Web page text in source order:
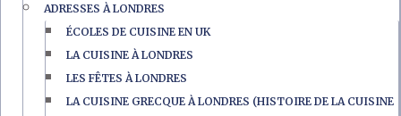
ADRESSES À LONDRES
ÉCOLES DE CUISINE EN UK
LA CUISINE À LONDRES
LES FÊTES À LONDRES
LA CUISINE GRECQUE À LONDRES (HISTOIRE DE LA CUISINE